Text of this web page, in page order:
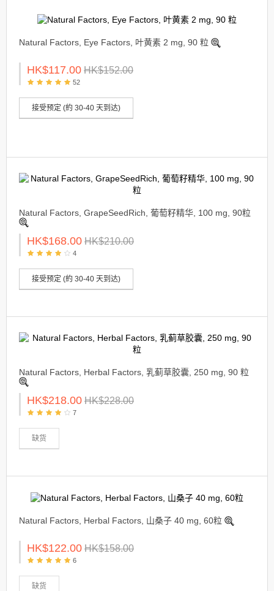
Natural Factors, Eye Factors, 叶黄素 2 mg, 90 粒
HK$117.00 HK$152.00
52
接受预定 (約 30-40 天到达)
Natural Factors, GrapeSeedRich, 葡萄籽精华, 100 mg, 90粒
HK$168.00 HK$210.00
4
接受预定 (約 30-40 天到达)
Natural Factors, Herbal Factors, 乳蓟草胶囊, 250 mg, 90 粒
HK$218.00 HK$228.00
7
缺货
Natural Factors, Herbal Factors, 山桑子 40 mg, 60粒
HK$122.00 HK$158.00
6
缺货